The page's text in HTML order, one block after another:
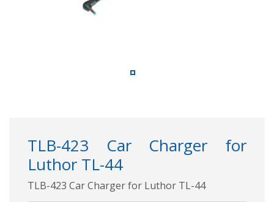
TLB-423 Car Charger for
Luthor TL-44
TLB-423 Car Charger for Luthor TL-44